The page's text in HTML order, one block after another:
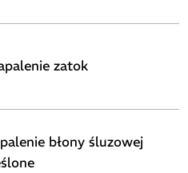
zatok
błony śluzowej